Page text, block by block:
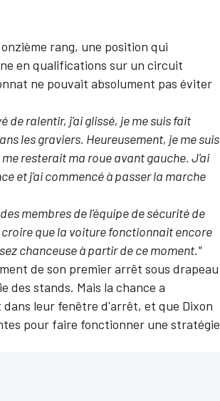
rang, une position qui
en qualifications sur un circuit
ne pouvait absolument pas éviter
de ralentir, j'ai glissé, je me suis fait
les graviers. Heureusement, je me suis
resterait ma roue avant gauche. J'ai
et j'ai commencé à passer la marche
membres de l'équipe de sécurité de
que la voiture fonctionnait encore
chanceuse à partir de ce moment."
de son premier arrêt sous drapeau
des stands. Mais la chance a
leur fenêtre d'arrêt, et que Dixon
pour faire fonctionner une stratégie